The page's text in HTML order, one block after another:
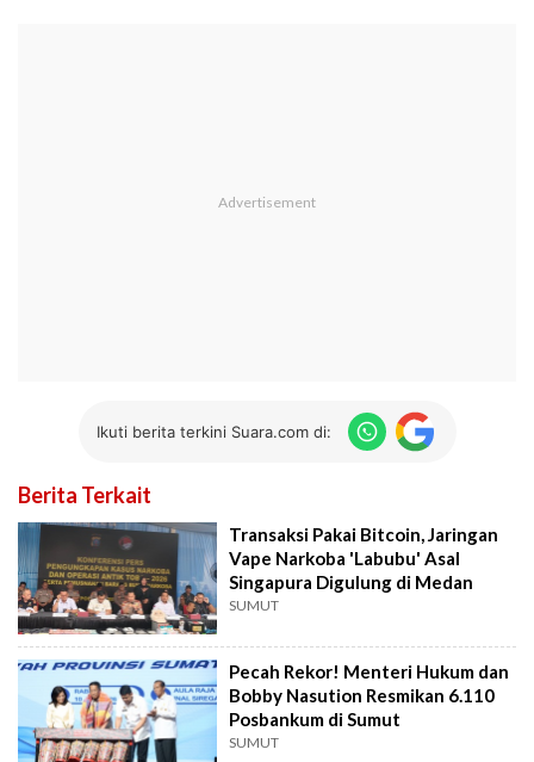
Ikuti berita terkini Suara.com di:
Berita Terkait
Transaksi Pakai Bitcoin, Jaringan
Vape Narkoba 'Labubu' Asal
Singapura Digulung di Medan
SUMUT
Pecah Rekor! Menteri Hukum dan
Bobby Nasution Resmikan 6.110
Posbankum di Sumut
SUMUT